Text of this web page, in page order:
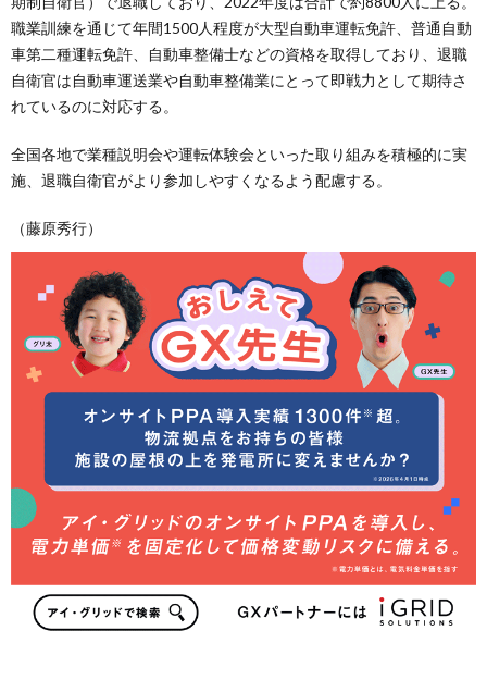
職業訓練を通じて年間1500人程度が大型自動車運転免許、普通自動
車第二種運転免許、自動車整備士などの資格を取得しており、退職
自衛官は自動車運送業や自動車整備業にとって即戦力として期待さ
れているのに対応する。
全国各地で業種説明会や運転体験会といった取り組みを積極的に実
施、退職自衛官がより参加しやすくなるよう配慮する。
（藤原秀行）